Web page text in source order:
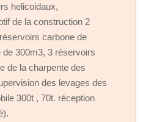
helicoidaux,
de la construction 2
carbone de
300m3, 3 réservoirs
de la charpente des
des levages des
300t , 70t. réception